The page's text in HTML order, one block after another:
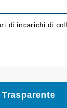
di incarichi di